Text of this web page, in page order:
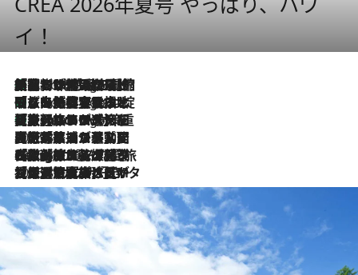
イ！
5 Hours Ago
「荷物が増えるほど旅ストレスは増す」美容ジャーナリストがたどり着いた最終結論。“化粧品を劇的に減らす”感動の凝縮美容とは
5 Hours Ago
「旅先には金髪ウィッグを持参」日本と同じメイクでは損してる!? 美容ジャーナリストが提案する“掟破りの旅美容”とは
5 Hours Ago
【厳選旅コスメ】「身軽さ＆UV対策重視！」ヘアアーティストshucoが選んだ夏旅ベストコスメを発表【Mサイズジップ】
2026.8.5
【厳選旅コスメ】国内をあちこち移動する河井菜摘が選んだ夏旅ベストコスメ発表！「リラックスアイテムはマスト」【Mサイズジップ】
2026.8.4
【厳選旅コスメ】「紫外線＆乾燥対策しながらメイク感も！」ヘア＆メイクGeorgeが選んだ夏旅ベストコスメを発表！【Mサイズジップ】
2026.8.3
【厳選旅コスメ】「保湿もタイパ重視！」“サウナ好き”タレント清水みさとが愛用する夏旅ベストコスメを発表！【Mサイズジップ】